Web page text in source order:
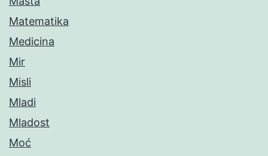
Matematika
Medicina
Mir
Misli
Mladi
Mladost
Moć